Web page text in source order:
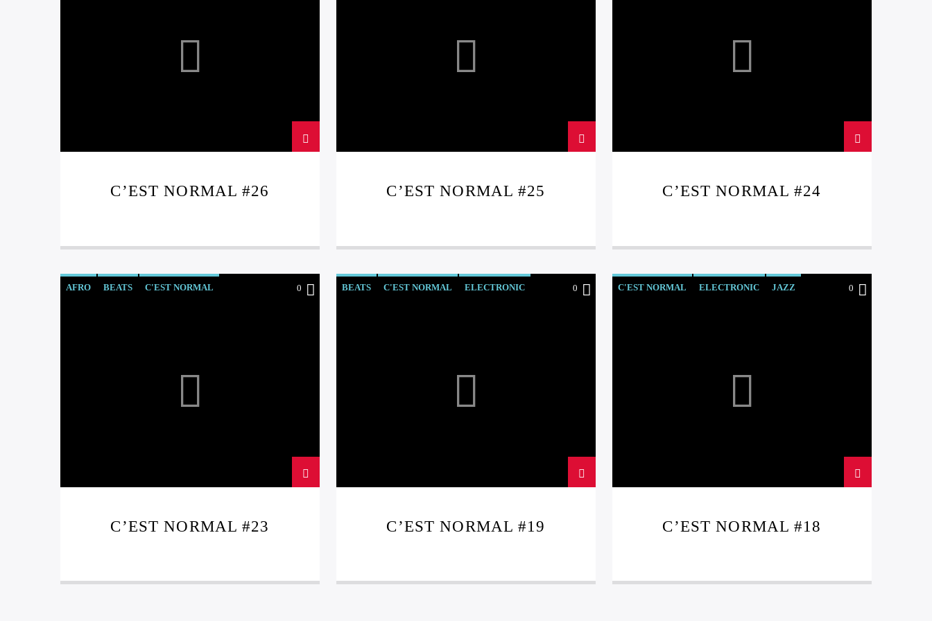
C’EST NORMAL #26 C’EST NORMAL #25 C’EST NORMAL #24
AFRO BEATS C'EST NORMAL 0
C’EST NORMAL #23
BEATS C'EST NORMAL ELECTRONIC 0
C’EST NORMAL #19
C'EST NORMAL ELECTRONIC JAZZ 0
C’EST NORMAL #18